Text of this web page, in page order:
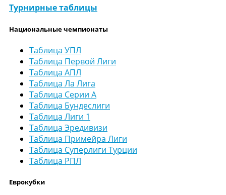
Турнирные таблицы
Национальные чемпионаты
Таблица УПЛ
Таблица Первой Лиги
Таблица АПЛ
Таблица Ла Лига
Таблица Серии А
Таблица Бундеслиги
Таблица Лиги 1
Таблица Эредивизи
Таблица Примейра Лиги
Таблица Суперлиги Турции
Таблица РПЛ
Еврокубки